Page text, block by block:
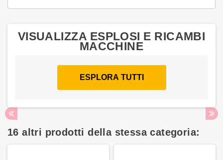
VISUALIZZA ESPLOSI E RICAMBI
MACCHINE
ESPLORA TUTTI
16 altri prodotti della stessa categoria: